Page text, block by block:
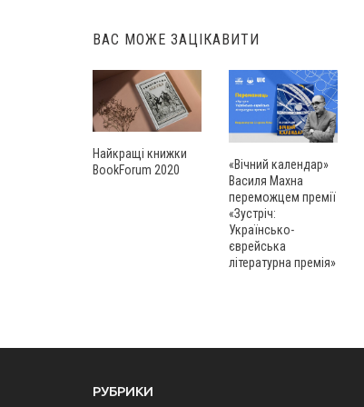
ВАС МОЖЕ ЗАЦІКАВИТИ
Найкращі книжки
BookForum 2020
«Вічний календар»
Василя Махна
переможцем премії
«Зустріч:
Українсько-
єврейська
літературна премія»
РУБРИКИ